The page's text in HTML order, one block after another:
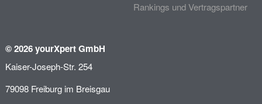
Rankings und Vertragspartner
© 2026 yourXpert GmbH
Kaiser-Joseph-Str. 254
79098 Freiburg im Breisgau